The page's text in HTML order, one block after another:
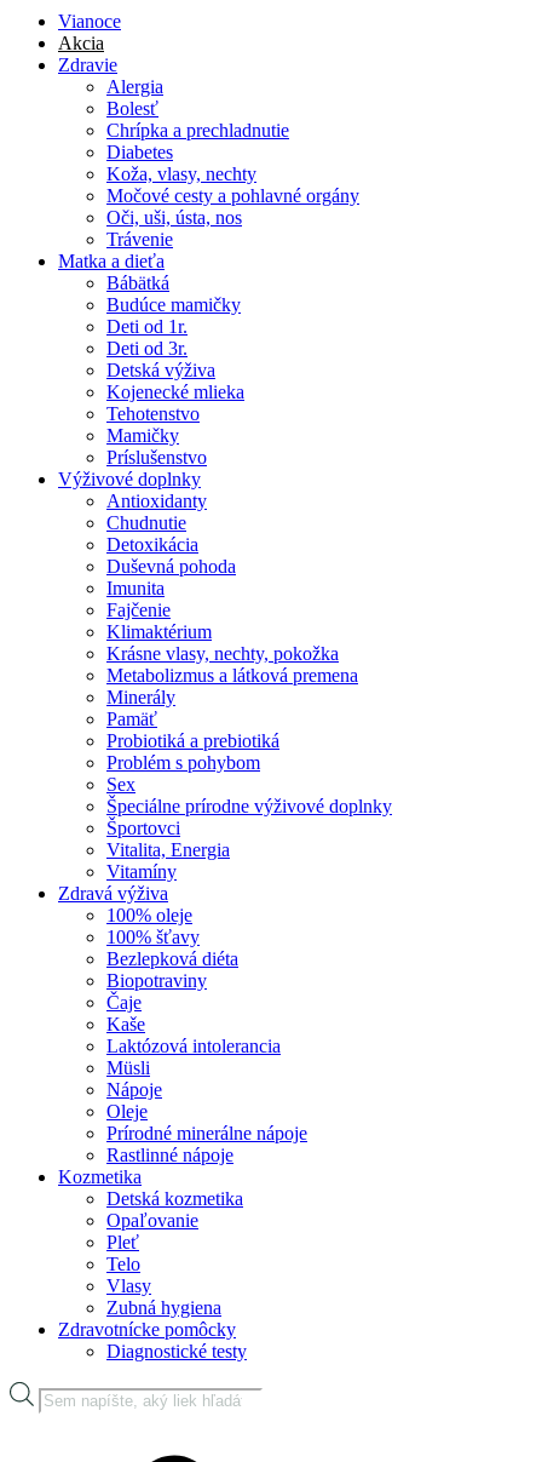
Vianoce
Akcia
Zdravie
Alergia
Bolesť
Chrípka a prechladnutie
Diabetes
Koža, vlasy, nechty
Močové cesty a pohlavné orgány
Oči, uši, ústa, nos
Trávenie
Matka a dieťa
Bábätká
Budúce mamičky
Deti od 1r.
Deti od 3r.
Detská výživa
Kojenecké mlieka
Tehotenstvo
Mamičky
Príslušenstvo
Výživové doplnky
Antioxidanty
Chudnutie
Detoxikácia
Duševná pohoda
Imunita
Fajčenie
Klimaktérium
Krásne vlasy, nechty, pokožka
Metabolizmus a látková premena
Minerály
Pamäť
Probiotiká a prebiotiká
Problém s pohybom
Sex
Špeciálne prírodne výživové doplnky
Športovci
Vitalita, Energia
Vitamíny
Zdravá výživa
100% oleje
100% šťavy
Bezlepková diéta
Biopotraviny
Čaje
Kaše
Laktózová intolerancia
Müsli
Nápoje
Oleje
Prírodné minerálne nápoje
Rastlinné nápoje
Kozmetika
Detská kozmetika
Opaľovanie
Pleť
Telo
Vlasy
Zubná hygiena
Zdravotnícke pomôcky
Diagnostické testy
Products
search